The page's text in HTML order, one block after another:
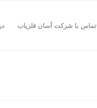
تماس با شرکت آسان فلزیاب